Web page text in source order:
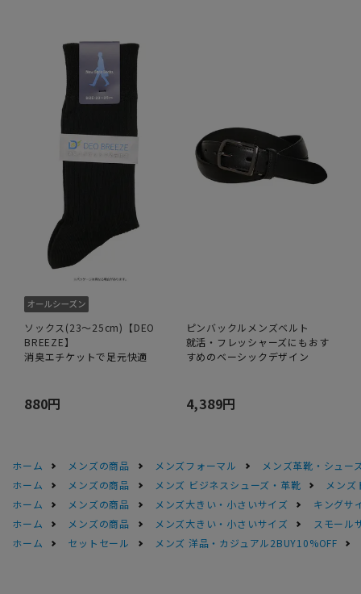
ソックス(23～25cm)【DEO
BREEZE】
消臭エチケットで足元快適
880円
ピンバックルメンズベルト
就活・フレッシャーズにもおす
すめのベーシックデザイン
4,389円
ホーム メンズの商品 メンズフォーマル
メンズ革靴・シュー
ホーム
メンズの商品 メンズ ビジネスシューズ・革靴
メンズ
ホーム
メンズの商品 メンズ大きい・小さいサイズ
キングサ
ホーム
メンズの商品 メンズ大きい・小さいサイズ
スモール
ホーム
セットセール メンズ 洋品・カジュアル2BUY10%OFF